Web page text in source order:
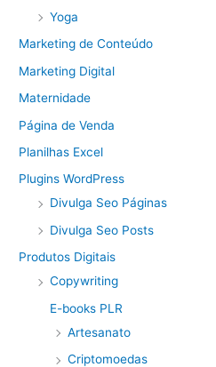
Yoga
Marketing de Conteúdo
Marketing Digital
Maternidade
Página de Venda
Planilhas Excel
Plugins WordPress
Divulga Seo Páginas
Divulga Seo Posts
Produtos Digitais
Copywriting
E-books PLR
Artesanato
Criptomoedas